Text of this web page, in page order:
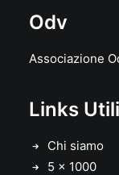
Odv
Associazione
Links Utili
Chi siamo
5 x 1000